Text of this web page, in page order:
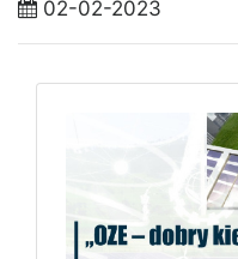
02-02-2023